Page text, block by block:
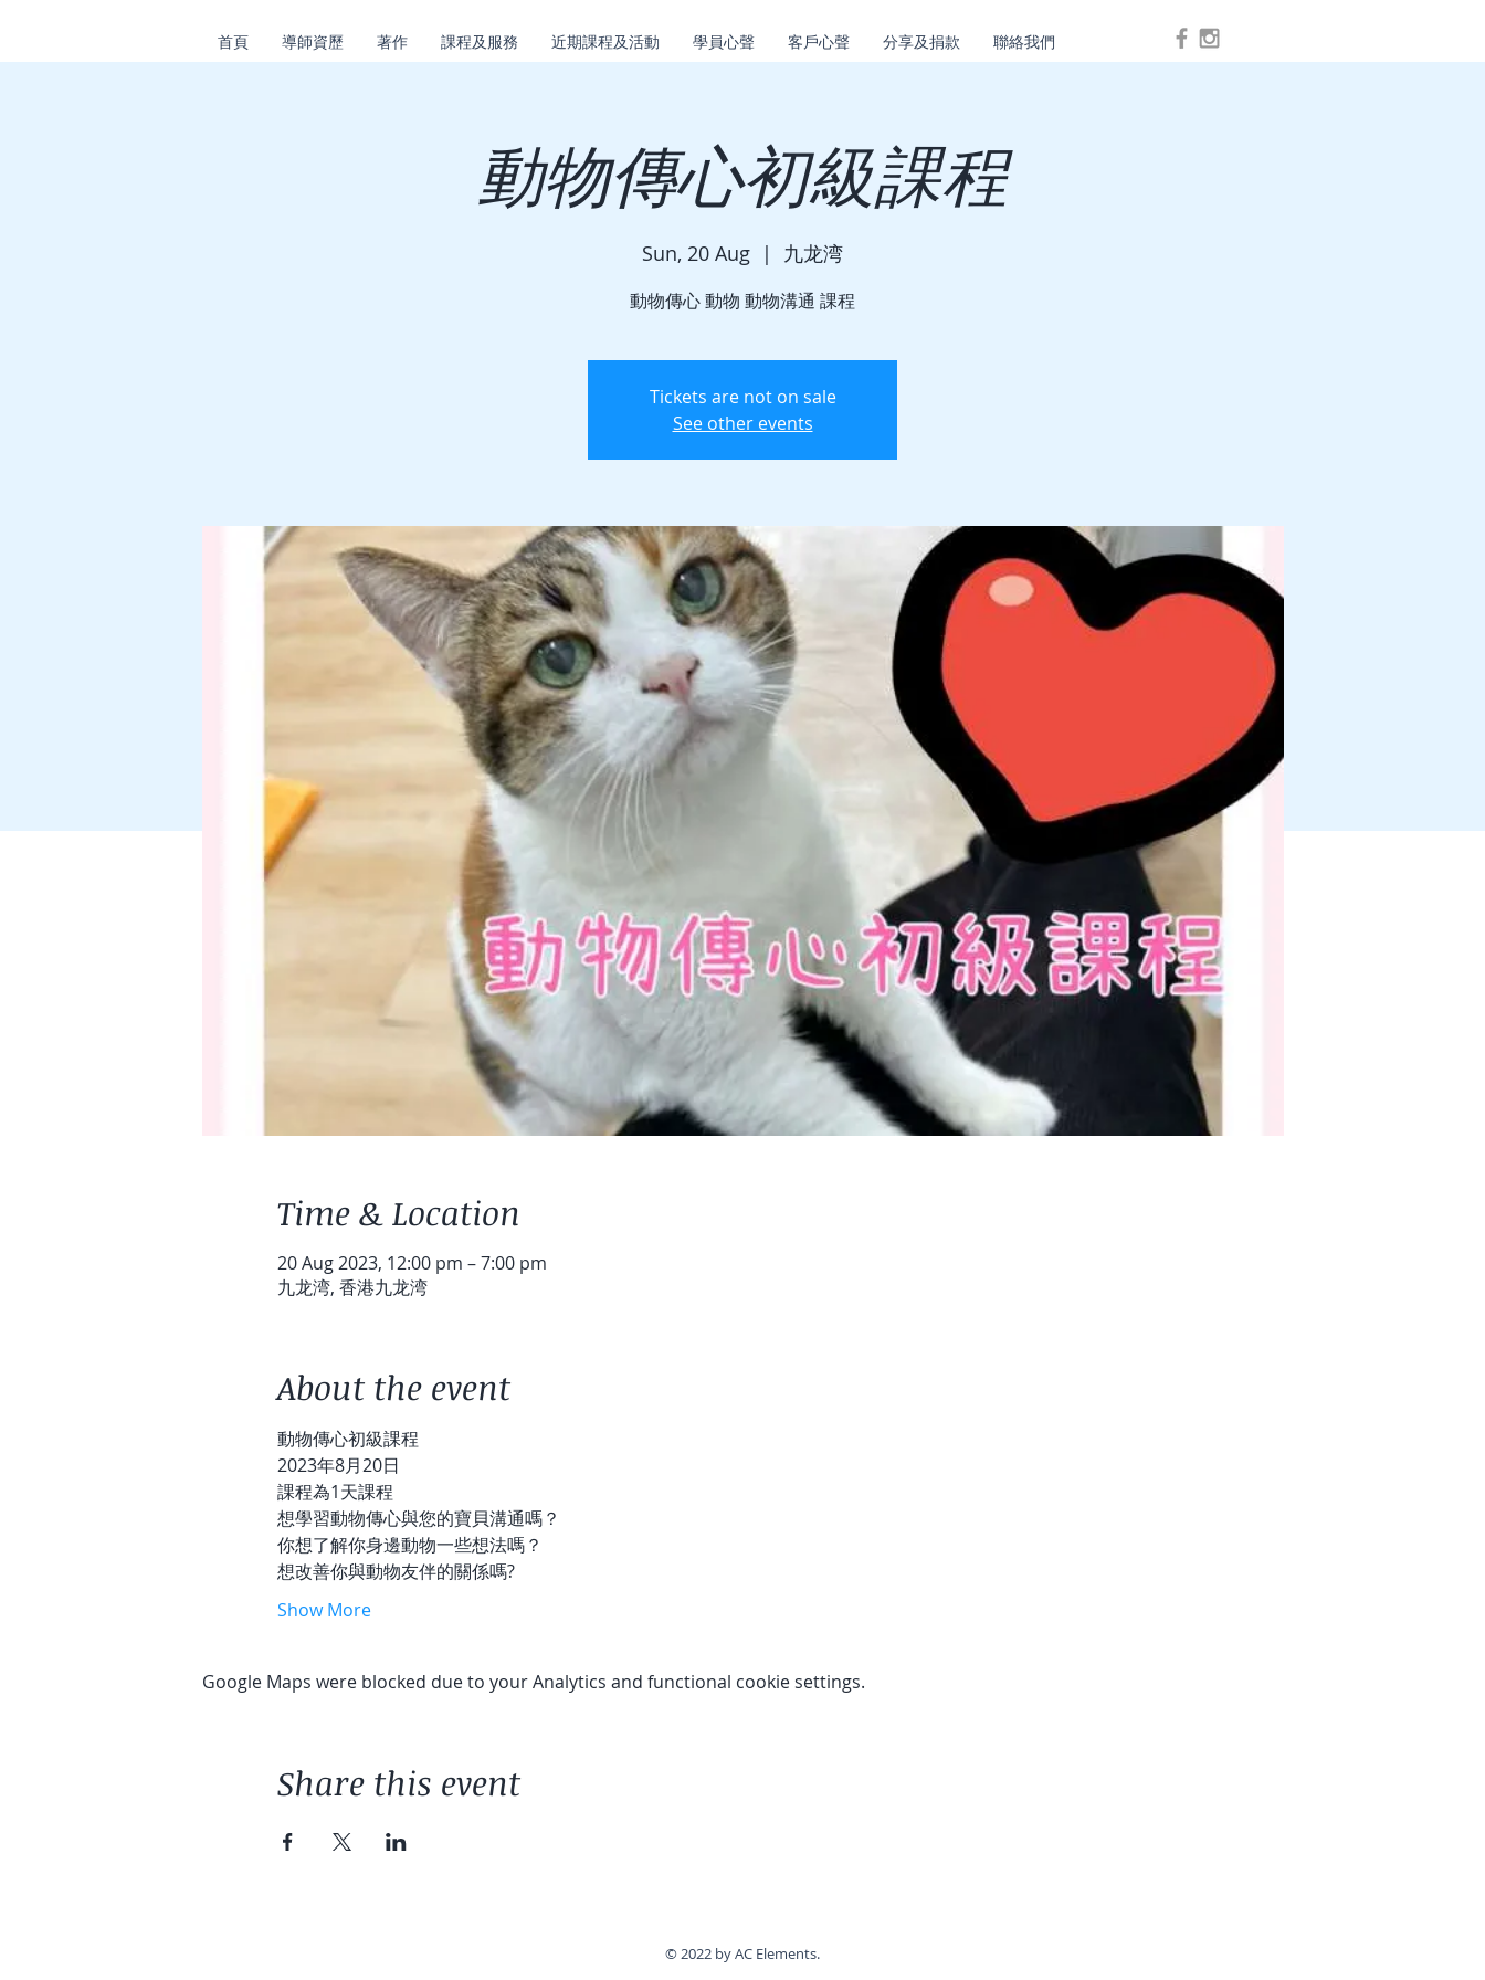
首頁 導師資歷 著作 課程及服務 近期課程及活動 學員心聲 客戶心聲 分享及捐款 聯絡我們
動物傳心初級課程
Sun, 20 Aug
  |
九龙湾
動物傳心 動物 動物溝通 課程
Tickets are not on sale
See other events
Time & Location
20 Aug 2023, 12:00 pm – 7:00 pm
九龙湾, 香港九龙湾
About the event
動物傳心初級課程
2023年8月20日
課程為1天課程
想學習動物傳心與您的寶貝溝通嗎？
你想了解你身邊動物一些想法嗎？
想改善你與動物友伴的關係嗎?
Show More
Google Maps were blocked due to your Analytics and functional cookie settings.
Share this event
© 2022 by AC Elements.